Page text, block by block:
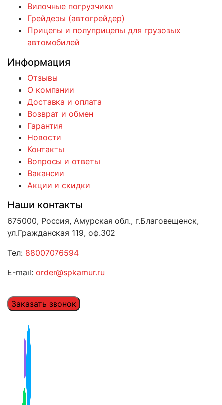
Вилочные погрузчики
Грейдеры (автогрейдер)
Прицепы и полуприцепы для грузовых
автомобилей
Информация
Отзывы
О компании
Доставка и оплата
Возврат и обмен
Гарантия
Новости
Контакты
Вопросы и ответы
Вакансии
Акции и скидки
Наши контакты
675000, Россия, Амурская обл., г.Благовещенск,
ул.Гражданская 119, оф.302
Тел: 88007076594
E-mail: order@spkamur.ru
Заказать звонок